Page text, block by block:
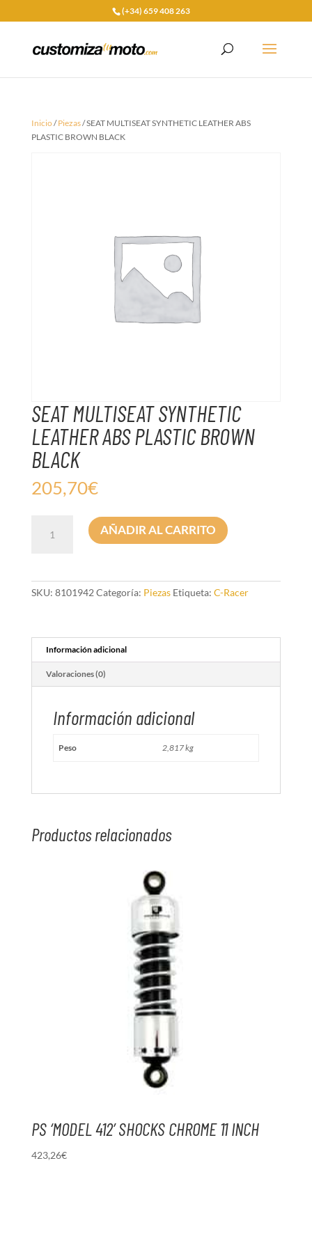
(+34) 659 408 263
Inicio/Piezas/ SEAT MULTISEAT SYNTHETIC LEATHER ABS
PLASTIC BROWN BLACK
SEAT MULTISEAT SYNTHETIC
LEATHER ABS PLASTIC BROWN
BLACK
205,70€
MULTISEAT
PLASTIC
AÑADIR AL CARRITO
SKU: 8101942 Categoría: Piezas Etiqueta: C-Racer
Información adicional
Valoraciones (0)
Información adicional
Peso 2,817 kg
Productos relacionados
PS ‘MODEL 412’ SHOCKS CHROME 11 INCH
423,26€